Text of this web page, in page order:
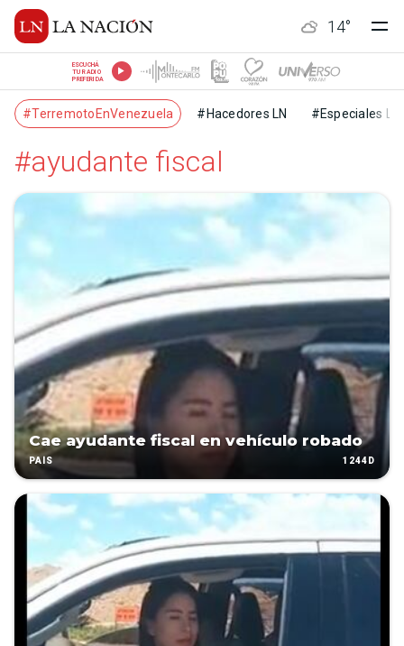
14°
ESCUCHÁ
TU RADIO
PREFERIDA
#TerremotoEnVenezuela #Hacedores LN #Especiales LN
#ayudante fiscal
Cae ayudante fiscal en vehículo robado
PAÍS 1244D